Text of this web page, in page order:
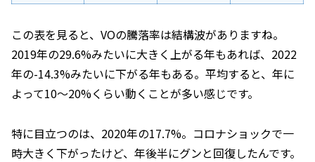
この表を見ると、VOの騰落率は結構波がありますね。
2019年の29.6%みたいに大きく上がる年もあれば、2022
年の-14.3%みたいに下がる年もある。平均すると、年に
よって10～20%くらい動くことが多い感じです。
特に目立つのは、2020年の17.7%。コロナショックで一
時大きく下がったけど、年後半にグンと回復したんです。